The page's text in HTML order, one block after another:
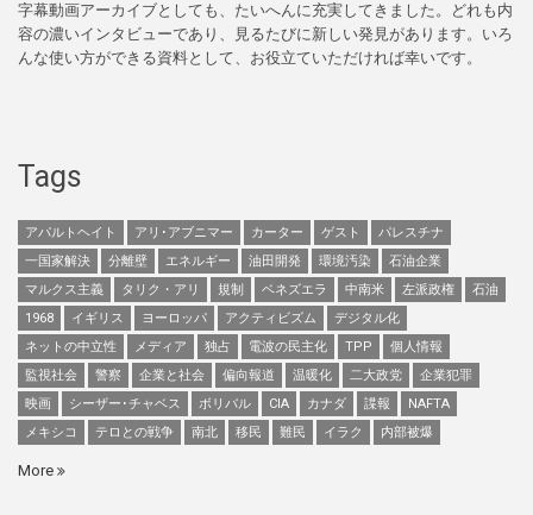
字幕動画アーカイブとしても、たいへんに充実してきました。どれも内
容の濃いインタビューであり、見るたびに新しい発見があります。いろ
んな使い方ができる資料として、お役立ていただければ幸いです。
Tags
アパルトヘイト アリ･アブニマー カーター ゲスト
パレスチナ
一国家解決
分離壁 エネルギー 油田開発 環境汚染
石油企業
マルクス主義
タリク・アリ 規制 ベネズエラ 中南米 左派政権
石油
1968
イギリス ヨーロッパ アクティビズム
デジタル化
ネットの中立性
メディア 独占 電波の民主化 TPP
個人情報
監視社会
警察 企業と社会 偏向報道 温暖化 二大政党
企業犯罪
映画
シーザー･チャベス ボリバル CIA カナダ 諜報
NAFTA
メキシコ
テロとの戦争 南北 移民 難民 イラク 内部被爆
More